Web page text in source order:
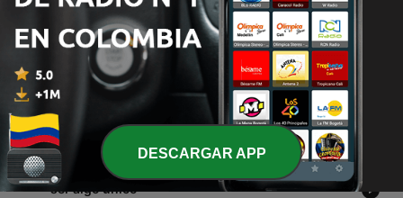
19 jun. 2025
195 -
Antonio Serradilla: un campeón en el deporte y
en la vida
19 jun. 2025
194 - El Pelotazo - 18/06/2025 22:00:00
18 jun. 2025
193 - Álvaro García: -No renuncio a la Selección, debe
ser algo único-
DESCARGAR APP